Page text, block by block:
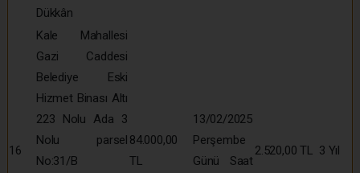
Dükkân
16
Kale Mahallesi
Gazi Caddesi
Belediye Eski
Hizmet Binası Altı
223 Nolu Ada 3
Nolu parsel
No:31/B
84.000,00
TL
13/02/2025
Perşembe
Günü Saat
2.520,00 TL 3 Yıl